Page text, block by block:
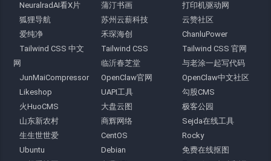
NeuralradAI看X片
蒲汀书画
打印机驱动网
狐狸导航
苏州云薪科技
云赞社区
爱纯净
禾琛海创
ChanluPower
Tailwind CSS 中文
网
Tailwind CSS
Tailwind CSS 官网
临沂春芝堂
与老涂一起写代码
JunMaiCompressor
OpenClaw官网
OpenClaw中文社区
Likeshop
UAPI工具
勾股CMS
火HuoCMS
大盘云图
极客公园
山东新农村
商辉网络
Sejda在线工具
生生世世爱
CentOS
Rocky
Ubuntu
Debian
免费在线抠图